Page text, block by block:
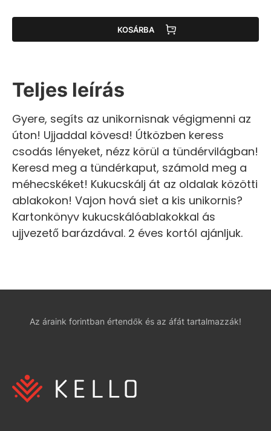
KOSÁRBA
Teljes leírás
Gyere, segíts az unikornisnak végigmenni az
úton! Ujjaddal kövesd! Útközben keress
csodás lényeket, nézz körül a tündérvilágban!
Keresd meg a tündérkaput, számold meg a
méhecskéket! Kukucskálj át az oldalak közötti
ablakokon! Vajon hová siet a kis unikornis?
Kartonkönyv kukucskálóablakokkal ás
ujjvezető barázdával. 2 éves kortól ajánljuk.
Az áraink forintban értendők és az áfát tartalmazzák!